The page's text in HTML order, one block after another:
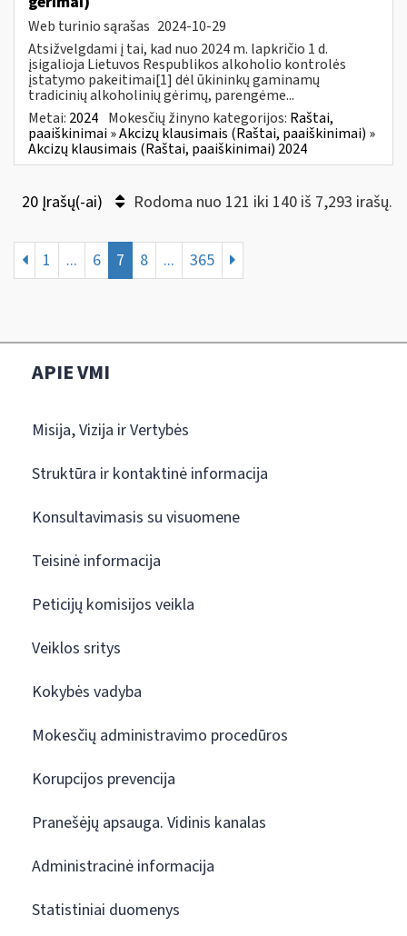
Web turinio sąrašas 2024-10-29
Atsižvelgdami į tai, kad nuo 2024 m. lapkričio 1 d.
įsigalioja Lietuvos Respublikos alkoholio kontrolės
įstatymo pakeitimai[1] dėl ūkininkų gaminamų
tradicinių alkoholinių gėrimų, parengėme...
Metai: 2024 Mokesčių žinyno kategorijos: Raštai,
paaiškinimai » Akcizų klausimais (Raštai, paaiškinimai) »
Akcizų klausimais (Raštai, paaiškinimai) 2024
20 Įrašų(-ai) Rodoma nuo 121 iki 140 iš 7,293 irašų.
1 ... 6 7 8 ... 365
APIE VMI
Misija, Vizija ir Vertybės
Struktūra ir kontaktinė informacija
Konsultavimasis su visuomene
Teisinė informacija
Peticijų komisijos veikla
Veiklos sritys
Kokybės vadyba
Mokesčių administravimo procedūros
Korupcijos prevencija
Pranešėjų apsauga. Vidinis kanalas
Administracinė informacija
Statistiniai duomenys